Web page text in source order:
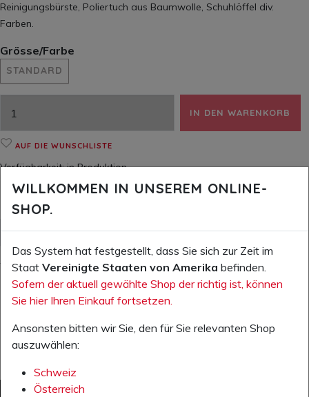
Reinigungsbürste, Poliertuch aus Baumwolle, Schuhlöffel div.
Farben.
Grösse/Farbe
STANDARD
IN DEN WARENKORB
AUF DIE WUNSCHLISTE
Verfügbarkeit: in Produktion
WEITERE INFOS (PDF)
Weitere Informationen zum Produkt
WILLKOMMEN IN UNSEREM ONLINE-
SHOP.
Das System hat festgestellt, dass Sie sich zur Zeit im
Staat Vereinigte Staaten von Amerika befinden.
Sofern der aktuell gewählte Shop der richtig ist, können
Sie hier Ihren Einkauf fortsetzen.
Ansonsten bitten wir Sie, den für Sie relevanten Shop
auszuwählen:
Schweiz
Österreich